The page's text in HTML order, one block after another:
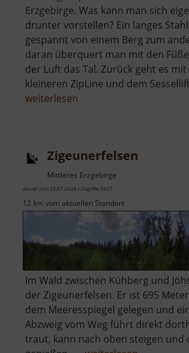
Erzgebirge. Was kann man sich
drunter vorstellen? Ein langes
gespannt von einem Berg zum
daran überquert man mit den
der Luft das Tal. Zurück geht es
kleineren ZipLine und dem
weiterlesen
Zigeunerfelsen
Mittleres Erzgebirge
aktuell vom 23.07.2024 / Zugriffe: 5937
12 km vom aktuellen Standort
Im Wald zwischen Kühberg und
der Zigeunerfelsen. Er ist 695
dem Meeresspiegel gelegen und
Abzweig vom Weg führt direkt
traut, kann nach oben steigen und